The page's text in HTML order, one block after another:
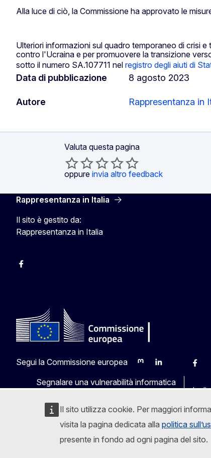
Il sito utilizza cookie. Per maggiori
visita la pagina dedicata alla politica
presente in fondo ad ogni pagina del sito.
Alla luce di ciò, la Commissione ha approvato le
Ulteriori informazioni sul quadro temporaneo di crisi
contro l'Ucraina e per promuovere la transizione
sotto il numero SA.107711 nel registro degli aiuti di
Data di pubblicazione 8 agosto 2023
Autore Rappresentanza in
Valuta questa pagina
oppure invia altro feedback
Rappresentanza in Italia
Il sito è gestito da:
Rappresentanza in Italia
Facebook Europa in Italia
Segui la Commissione europea
MastodonLinkedInBluesky
Segnalare una vulnerabilità informatica
Le